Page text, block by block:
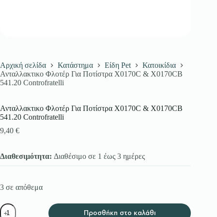
Αρχική σελίδα Κατάστημα Είδη Pet
Κατοικίδια
Ανταλλακτικο Φλοτέρ Για Ποτίστρα X0170C & X0170CB
541.20 Controfratelli
Ανταλλακτικο Φλοτέρ Για Ποτίστρα X0170C & X0170CB
541.20 Controfratelli
9,40 €
Διαθεσιμότητα: Διαθέσιμο σε 1 έως 3 ημέρες
3 σε απόθεμα
Ανταλλακτικο
Φλοτέρ
Προσθήκη στο καλάθι